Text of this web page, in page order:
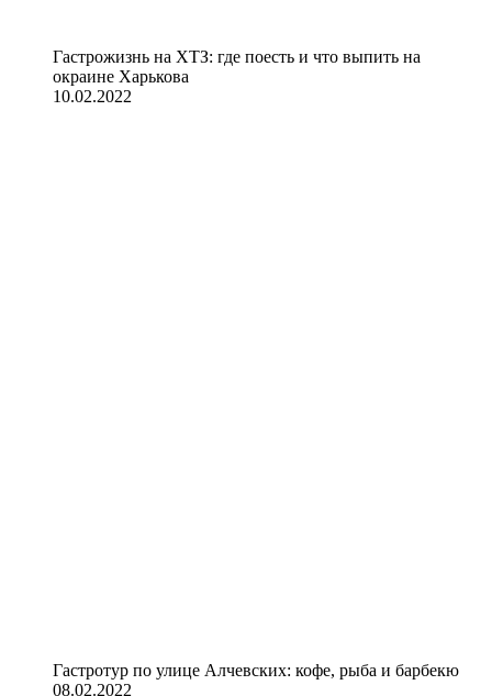
Гастрожизнь на ХТЗ: где поесть и что выпить на
окраине Харькова
10.02.2022
Гастротур по улице Алчевских: кофе, рыба и барбекю
08.02.2022